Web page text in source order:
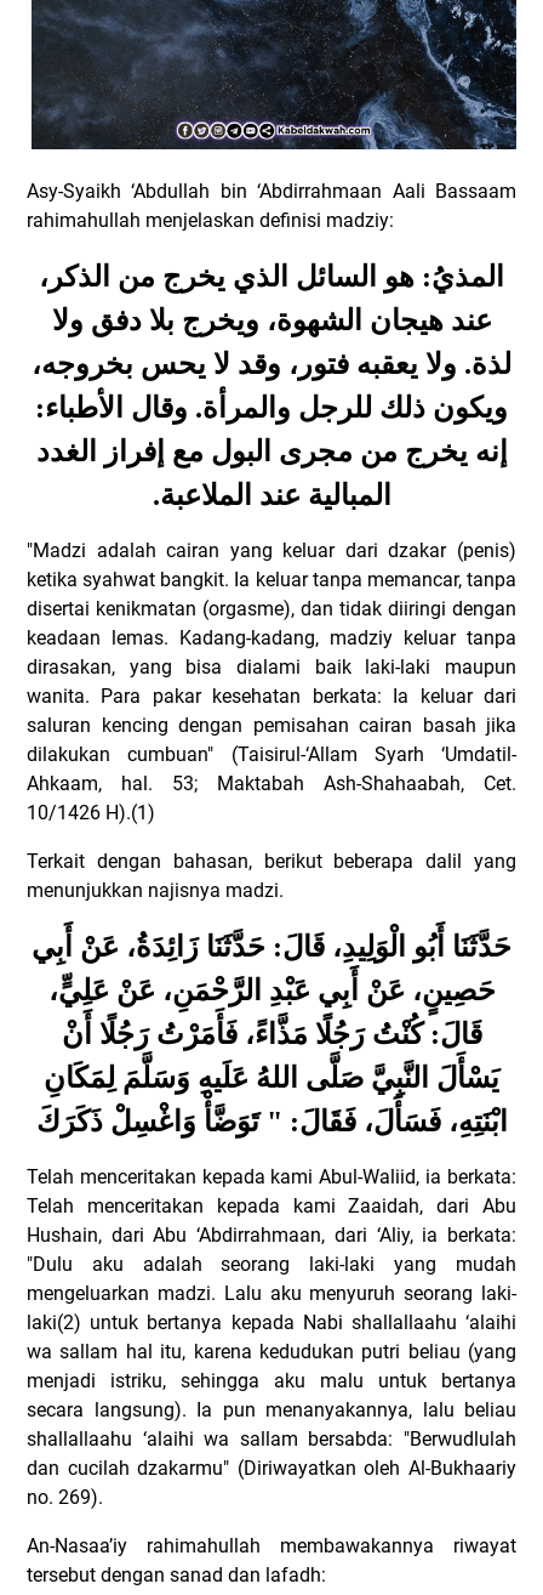
Asy-Syaikh ‘Abdullah bin ‘Abdirrahmaan Aali Bassaam
rahimahullah menjelaskan definisi madziy:
المذيُ: هو السائل الذي يخرج من الذكر،
عند هيجان الشهوة، ويخرج بلا دفق ولا
لذة. ولا يعقبه فتور، وقد لا يحس بخروجه،
ويكون ذلك للرجل والمرأة. وقال الأطباء:
إنه يخرج من مجرى البول مع إفراز الغدد
المبالية عند الملاعبة.
"Madzi adalah cairan yang keluar dari dzakar (penis)
ketika syahwat bangkit. Ia keluar tanpa memancar, tanpa
disertai kenikmatan (orgasme), dan tidak diiringi dengan
keadaan lemas. Kadang-kadang, madziy keluar tanpa
dirasakan, yang bisa dialami baik laki-laki maupun
wanita. Para pakar kesehatan berkata: Ia keluar dari
saluran kencing dengan pemisahan cairan basah jika
dilakukan cumbuan" (Taisirul-‘Allam Syarh ‘Umdatil-
Ahkaam, hal. 53; Maktabah Ash-Shahaabah, Cet.
10/1426 H).(1)
Terkait dengan bahasan, berikut beberapa dalil yang
menunjukkan najisnya madzi.
حَدَّثَنَا أَبُو الْوَلِيدِ، قَالَ: حَدَّثَنَا زَائِدَةُ، عَنْ أَبِي
حَصِينٍ، عَنْ أَبِي عَبْدِ الرَّحْمَنِ، عَنْ عَلِيٍّ،
قَالَ: كُنْتُ رَجُلًا مَذَّاءً، فَأَمَرْتُ رَجُلًا أَنْ
يَسْأَلَ النَّبِيَّ صَلَّى اللهُ عَلَيهِ وَسَلَّمَ لِمَكَانِ
ابْنَتِهِ، فَسَأَلَ، فَقَالَ: " تَوَضَّأْ وَاغْسِلْ ذَكَرَكَ
Telah menceritakan kepada kami Abul-Waliid, ia berkata:
Telah menceritakan kepada kami Zaaidah, dari Abu
Hushain, dari Abu ‘Abdirrahmaan, dari ‘Aliy, ia berkata:
"Dulu aku adalah seorang laki-laki yang mudah
mengeluarkan madzi. Lalu aku menyuruh seorang laki-
laki(2) untuk bertanya kepada Nabi shallallaahu ‘alaihi
wa sallam hal itu, karena kedudukan putri beliau (yang
menjadi istriku, sehingga aku malu untuk bertanya
secara langsung). Ia pun menanyakannya, lalu beliau
shallallaahu ‘alaihi wa sallam bersabda: "Berwudlulah
dan cucilah dzakarmu" (Diriwayatkan oleh Al-Bukhaariy
no. 269).
An-Nasaa’iy rahimahullah membawakannya riwayat
tersebut dengan sanad dan lafadh: